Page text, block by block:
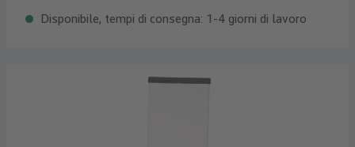
Disponibile, tempi di consegna: 1-4 giorni di lavoro